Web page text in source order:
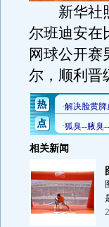
新华社照
尔班迪安在
网球公开赛
尔，顺利晋
相关新闻